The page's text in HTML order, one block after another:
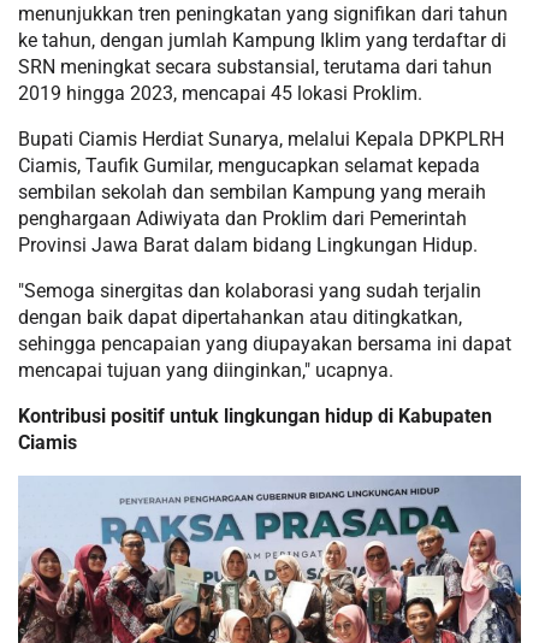
menunjukkan tren peningkatan yang signifikan dari tahun
ke tahun, dengan jumlah Kampung Iklim yang terdaftar di
SRN meningkat secara substansial, terutama dari tahun
2019 hingga 2023, mencapai 45 lokasi Proklim.
Bupati Ciamis Herdiat Sunarya, melalui Kepala DPKPLRH
Ciamis, Taufik Gumilar, mengucapkan selamat kepada
sembilan sekolah dan sembilan Kampung yang meraih
penghargaan Adiwiyata dan Proklim dari Pemerintah
Provinsi Jawa Barat dalam bidang Lingkungan Hidup.
"Semoga sinergitas dan kolaborasi yang sudah terjalin
dengan baik dapat dipertahankan atau ditingkatkan,
sehingga pencapaian yang diupayakan bersama ini dapat
mencapai tujuan yang diinginkan," ucapnya.
Kontribusi positif untuk lingkungan hidup di Kabupaten
Ciamis